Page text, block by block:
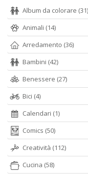
Album da colorare (31)
Animali (14)
Arredamento (36)
Bambini (42)
Benessere (27)
Bici (4)
Calendari (1)
Comics (50)
Creatività (112)
Cucina (58)